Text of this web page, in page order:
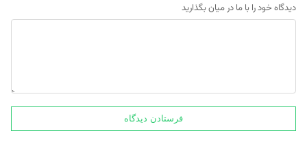
دیدگاه خود را با ما در میان بگذارید